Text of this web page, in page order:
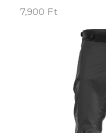
7,900 Ft